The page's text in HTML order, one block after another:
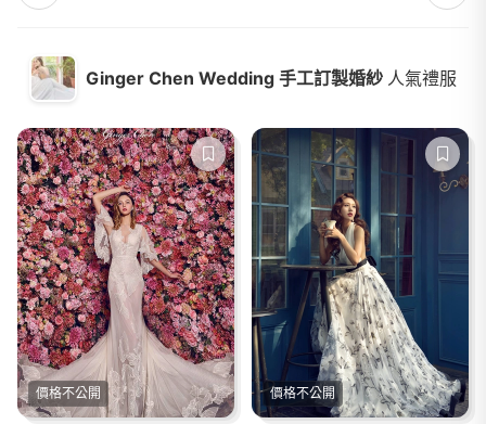
Ginger Chen Wedding 手工訂製婚紗 人氣禮服
價格不公開 價格不公開